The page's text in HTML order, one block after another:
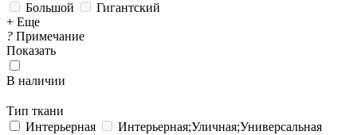
Большой
Гигантский
+ Еще
? Примечание
Показать
В наличии
Тип ткани
Интерьерная
Интерьерная;Уличная;Универсальная